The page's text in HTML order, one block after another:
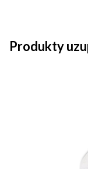
Produkty